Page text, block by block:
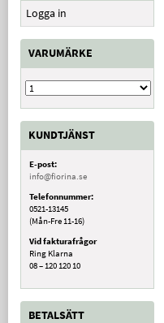
Logga in
VARUMÄRKE
KUNDTJÄNST
E-post:
info@fiorina.se
Telefonnummer:
0521-13145
(Mån-Fre 11-16)
Vid fakturafrågor
Ring Klarna
08 – 120 120 10
BETALSÄTT